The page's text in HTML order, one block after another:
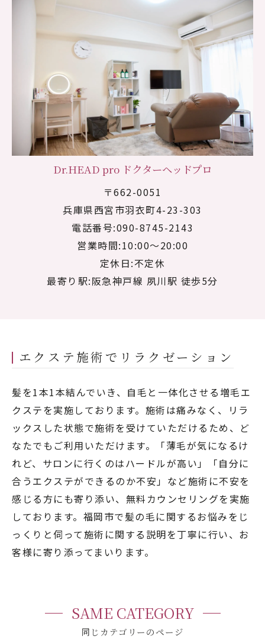
Dr.HEAD pro ドクターヘッドプロ
〒662-0051
兵庫県西宮市羽衣町4-23-303
電話番号:090-8745-2143
営業時間:10:00～20:00
定休日:不定休
最寄り駅:阪急神戸線 夙川駅 徒歩5分
エクステ施術でリラクゼーション
髪を1本1本結んでいき、自毛と一体化させる増毛エ
クステを実施しております。施術は痛みなく、リラ
ックスした状態で施術を受けていただけるため、ど
なたでもご利用いただけます。「薄毛が気になるけ
れど、サロンに行くのはハードルが高い」「自分に
合うエクステができるのか不安」など施術に不安を
感じる方にも寄り添い、無料カウンセリングを実施
しております。福岡市で髪の毛に関するお悩みをじ
っくりと伺って施術に関する説明を丁寧に行い、お
客様に寄り添ってまいります。
同じカテゴリーのページ
SAME CATEGORY